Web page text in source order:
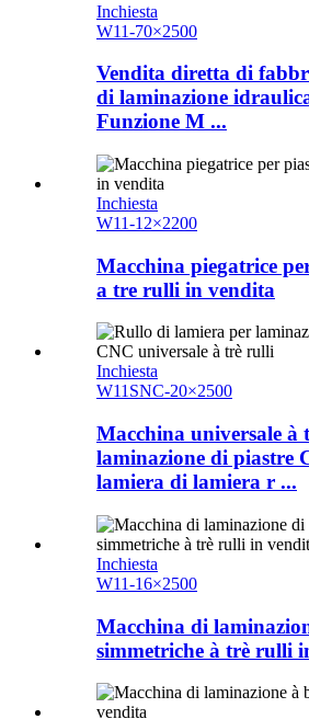
Inchiesta
W11-70×2500
Vendita diretta di
di laminazione
Funzione M ...
Inchiesta
W11-12×2200
Macchina piegatrice
a tre rulli in vendita
Inchiesta
W11SNC-20×2500
Macchina universale à
laminazione di piastre
lamiera di lamiera r ...
Inchiesta
W11-16×2500
Macchina di
simmetriche à trè rulli